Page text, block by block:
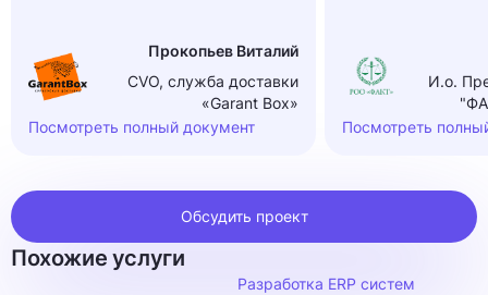
Прокопьев Виталий
CVO, служба доставки
«Garant Box»
Посмотреть полный документ
И.о.
Посмотреть
Обсудить проект
Похожие услуги
Разработка ERP систем